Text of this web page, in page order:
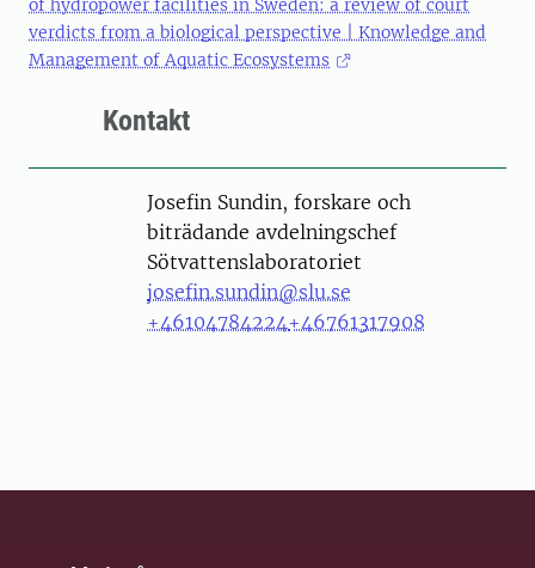
of hydropower facilities in Sweden: a review of court
verdicts from a biological perspective | Knowledge and
Management of Aquatic Ecosystems
Kontakt
PersonJosefin Sundin, forskare och
biträdande avdelningschef
Sötvattenslaboratoriet
josefin.sundin@slu.se
+46104784224+46761317908